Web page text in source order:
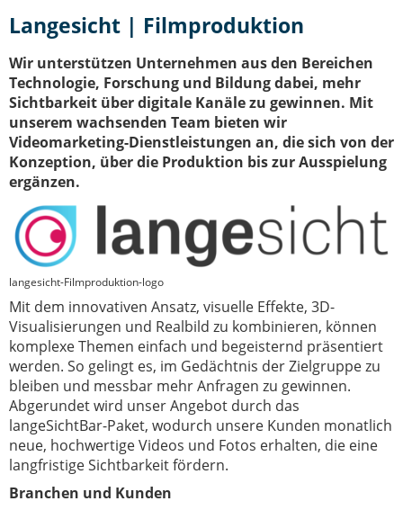
Start-Up Augsburg
Langesicht | Filmproduktion
Wir unterstützen Unternehmen aus den Bereichen
Technologie, Forschung und Bildung dabei, mehr
Sichtbarkeit über digitale Kanäle zu gewinnen. Mit
unserem wachsenden Team bieten wir
Videomarketing-Dienstleistungen an, die sich von der
Konzeption, über die Produktion bis zur Ausspielung
ergänzen.
langesicht-Filmproduktion-logo
Mit dem innovativen Ansatz, visuelle Effekte, 3D-
Visualisierungen und Realbild zu kombinieren, können
komplexe Themen einfach und begeisternd präsentiert
werden. So gelingt es, im Gedächtnis der Zielgruppe zu
bleiben und messbar mehr Anfragen zu gewinnen.
Abgerundet wird unser Angebot durch das
langeSichtBar-Paket, wodurch unsere Kunden monatlich
neue, hochwertige Videos und Fotos erhalten, die eine
langfristige Sichtbarkeit fördern.
Branchen und Kunden